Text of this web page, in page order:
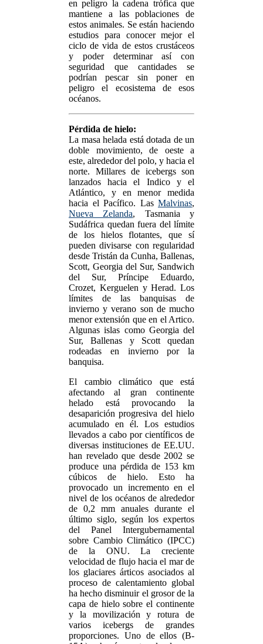
en peligro la cadena trófica que
mantiene a las poblaciones de
estos animales. Se están haciendo
estudios para conocer mejor el
ciclo de vida de estos crustáceos
y poder determinar así con
seguridad que cantidades se
podrían pescar sin poner en
peligro el ecosistema de esos
océanos.
Pérdida de hielo:
La masa helada está dotada de un
doble movimiento, de oeste a
este, alrededor del polo, y hacia el
norte. Millares de icebergs son
lanzados hacia el Indico y el
Atlántico, y en menor medida
hacia el Pacífico. Las Malvinas,
Nueva Zelanda, Tasmania y
Sudáfrica quedan fuera del límite
de los hielos flotantes, que sí
pueden divisarse con regularidad
desde Tristán da Cunha, Ballenas,
Scott, Georgia del Sur, Sandwich
del Sur, Príncipe Eduardo,
Crozet, Kerguelen y Herad. Los
límites de las banquisas de
invierno y verano son de mucho
menor extensión que en el Artico.
Algunas islas como Georgia del
Sur, Ballenas y Scott quedan
rodeadas en invierno por la
banquisa.
El cambio climático que está
afectando al gran continente
helado está provocando la
desaparición progresiva del hielo
acumulado en él. Los estudios
llevados a cabo por científicos de
diversas instituciones de EE.UU.
han revelado que desde 2002 se
produce una pérdida de 153 km
cúbicos de hielo. Esto ha
provocado un incremento en el
nivel de los océanos de alrededor
de 0,2 mm anuales durante el
último siglo, según los expertos
del Panel Intergubernamental
sobre Cambio Climático (IPCC)
de la ONU. La creciente
velocidad de flujo hacia el mar de
los glaciares árticos asociados al
proceso de calentamiento global
ha hecho disminuir el grosor de la
capa de hielo sobre el continente
y la movilización y rotura de
varios icebergs de grandes
proporciones. Uno de ellos (B-